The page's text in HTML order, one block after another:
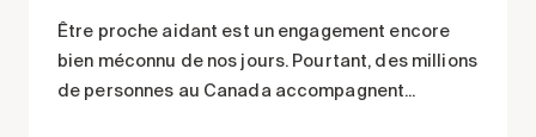
Être proche aidant est un engagement encore
bien méconnu de nos jours. Pourtant, des millions
de personnes au Canada accompagnent...